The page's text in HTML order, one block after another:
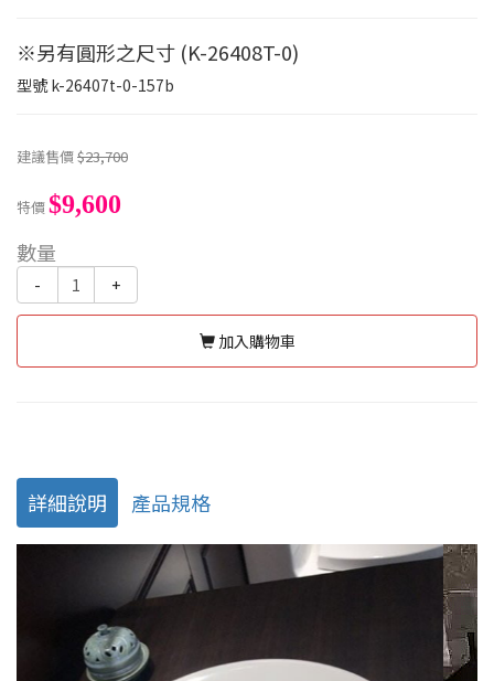
※另有圓形之尺寸 (K-26408T-0)
型號k-26407t-0-157b
建議售價$23,700
特價$9,600
數量
- +
加入購物車
詳細說明 產品規格